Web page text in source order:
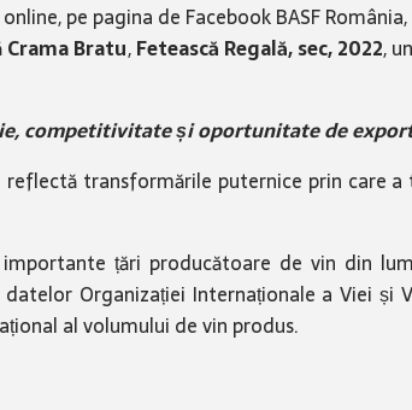
pe pagina de Facebook BASF
Crama Bratu,Fetească Regală, sec, 2022,
competitivitate și oportunitate de
reflectă transformările puternice prin
țări producătoare de vin din
Organizației Internaționale a Viei și
al volumului de vin produs.